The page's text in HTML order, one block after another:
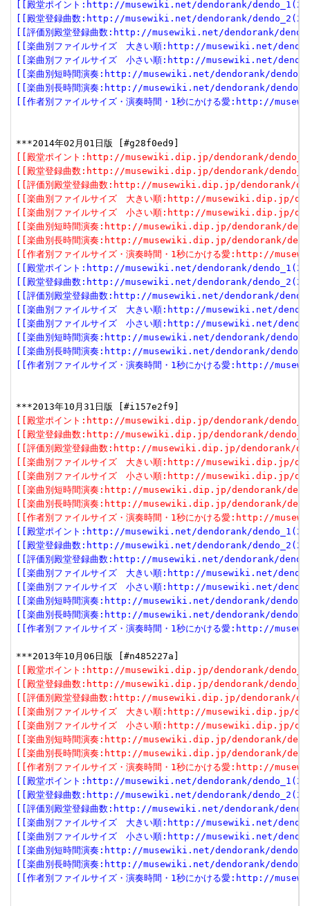
[[殿堂ポイント:http://musewiki.net/dendorank/
[[殿堂登録曲数:http://musewiki.net/dendorank/
[[評価別殿堂登録曲数:http://musewiki.net/dendorank/
[[楽曲別ファイルサイズ　大きい順:http://musewiki.net/
[[楽曲別ファイルサイズ　小さい順:http://musewiki.net/
[[楽曲別短時間演奏:http://musewiki.net/dendorank/
[[楽曲別長時間演奏:http://musewiki.net/dendorank/
[[作者別ファイルサイズ・演奏時間・1秒にかける愛:http://
[[殿堂ポイント:http://musewiki.dip.jp/dendorank/
[[殿堂登録曲数:http://musewiki.dip.jp/dendorank/
[[評価別殿堂登録曲数:http://musewiki.dip.jp/dendorank/
[[楽曲別ファイルサイズ　大きい順:http://musewiki.dip.jp/
[[楽曲別ファイルサイズ　小さい順:http://musewiki.dip.jp/
[[楽曲別短時間演奏:http://musewiki.dip.jp/dendorank/
[[楽曲別長時間演奏:http://musewiki.dip.jp/dendorank/
[[作者別ファイルサイズ・演奏時間・1秒にかける愛:http://
[[殿堂ポイント:http://musewiki.net/dendorank/
[[殿堂登録曲数:http://musewiki.net/dendorank/
[[評価別殿堂登録曲数:http://musewiki.net/dendorank/
[[楽曲別ファイルサイズ　大きい順:http://musewiki.net/
[[楽曲別ファイルサイズ　小さい順:http://musewiki.net/
[[楽曲別短時間演奏:http://musewiki.net/dendorank/
[[楽曲別長時間演奏:http://musewiki.net/dendorank/
[[作者別ファイルサイズ・演奏時間・1秒にかける愛:http://
[[殿堂ポイント:http://musewiki.dip.jp/dendorank/
[[殿堂登録曲数:http://musewiki.dip.jp/dendorank/
[[評価別殿堂登録曲数:http://musewiki.dip.jp/dendorank/
[[楽曲別ファイルサイズ　大きい順:http://musewiki.dip.jp/
[[楽曲別ファイルサイズ　小さい順:http://musewiki.dip.jp/
[[楽曲別短時間演奏:http://musewiki.dip.jp/dendorank/
[[楽曲別長時間演奏:http://musewiki.dip.jp/dendorank/
[[作者別ファイルサイズ・演奏時間・1秒にかける愛:http://
[[殿堂ポイント:http://musewiki.net/dendorank/
[[殿堂登録曲数:http://musewiki.net/dendorank/
[[評価別殿堂登録曲数:http://musewiki.net/dendorank/
[[楽曲別ファイルサイズ　大きい順:http://musewiki.net/
[[楽曲別ファイルサイズ　小さい順:http://musewiki.net/
[[楽曲別短時間演奏:http://musewiki.net/dendorank/
[[楽曲別長時間演奏:http://musewiki.net/dendorank/
[[作者別ファイルサイズ・演奏時間・1秒にかける愛:http://
[[殿堂ポイント:http://musewiki.dip.jp/dendorank/
[[殿堂登録曲数:http://musewiki.dip.jp/dendorank/
[[評価別殿堂登録曲数:http://musewiki.dip.jp/dendorank/
[[楽曲別ファイルサイズ　大きい順:http://musewiki.dip.jp/
[[楽曲別ファイルサイズ　小さい順:http://musewiki.dip.jp/
[[楽曲別短時間演奏:http://musewiki.dip.jp/dendorank/
[[楽曲別長時間演奏:http://musewiki.dip.jp/dendorank/
[[作者別ファイルサイズ・演奏時間・1秒にかける愛:http://
[[殿堂ポイント:http://musewiki.net/dendorank/
[[殿堂登録曲数:http://musewiki.net/dendorank/
[[評価別殿堂登録曲数:http://musewiki.net/dendorank/
[[楽曲別ファイルサイズ　大きい順:http://musewiki.net/
[[楽曲別ファイルサイズ　小さい順:http://musewiki.net/
[[楽曲別短時間演奏:http://musewiki.net/dendorank/
[[楽曲別長時間演奏:http://musewiki.net/dendorank/
[[作者別ファイルサイズ・演奏時間・1秒にかける愛:http://